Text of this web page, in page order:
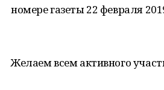
номере газеты 22 февраля
Желаем всем активного